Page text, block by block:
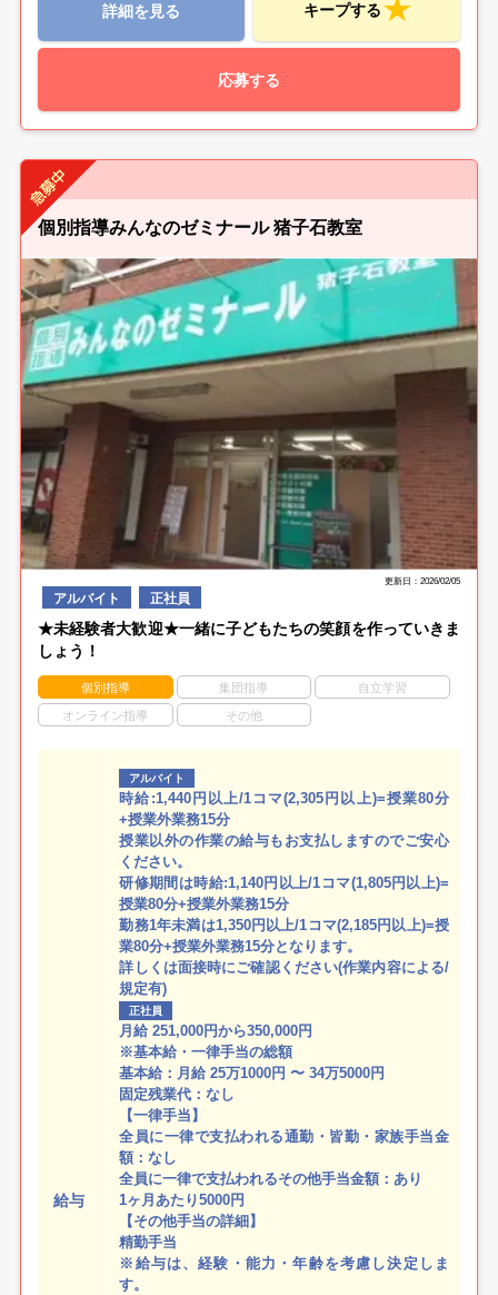
詳細を見る キープする
応募する
個別指導みんなのゼミナール 猪子石教室
更新日：2026/02/05
アルバイト 正社員
★未経験者大歓迎★一緒に子どもたちの笑顔を作っていきま
しょう！
個別指導 集団指導 自立学習
オンライン指導 その他
給与
アルバイト
時給:1,440円以上/1コマ(2,305円以上)=授業80分
+授業外業務15分
授業以外の作業の給与もお支払しますのでご安心
ください。
研修期間は時給:1,140円以上/1コマ(1,805円以上)=
授業80分+授業外業務15分
勤務1年未満は1,350円以上/1コマ(2,185円以上)=授
業80分+授業外業務15分となります。
詳しくは面接時にご確認ください(作業内容による/
規定有)
正社員
月給 251,000円から350,000円
※基本給・一律手当の総額
基本給：月給 25万1000円 〜 34万5000円
固定残業代：なし
【一律手当】
全員に一律で支払われる通勤・皆勤・家族手当金
額：なし
全員に一律で支払われるその他手当金額：あり
1ヶ月あたり5000円
【その他手当の詳細】
精勤手当
※給与は、経験・能力・年齢を考慮し決定しま
す。